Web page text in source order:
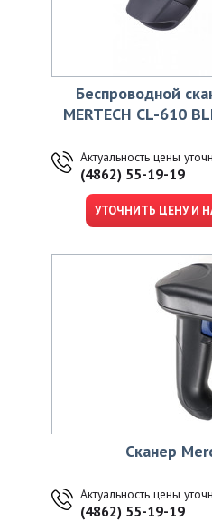
Беспроводной
MERTECH CL-610
Актуальность цены
(4862) 55-19-19
УТОЧНИТЬ ЦЕНУ И
Сканер
Актуальность цены
(4862) 55-19-19